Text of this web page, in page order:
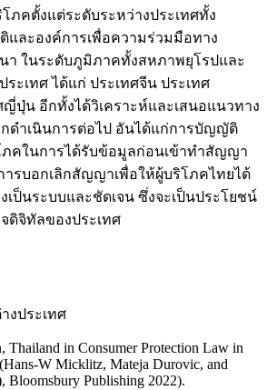
ภคตั้งแต่ระดับระหว่างประเทศทั้ง
และองค์การเพื่อความร่วมมือทาง
า ในระดับภูมิภาคทั้งสหภาพยุโรปและ
ระเทศ ได้แก่ ประเทศจีน ประเทศ
ญี่ปุ่น อีกทั้งได้วิเคราะห์และเสนอแนวทาง
กดำเนินการต่อไป อันได้แก่การบัญญัติ
คในการได้รับข้อมูลก่อนเข้าทำสัญญา
รบอกเลิกสัญญาเพื่อให้ผู้บริโภคไทยได้
ป็นระบบและชัดเจน ซึ่งจะเป็นประโยชน์
ดิจิทัลของประเทศ
งประเทศ
Thailand in Consumer Protection Law in
W Micklitz, Mateja Durovic, and
Bloomsbury Publishing 2022).